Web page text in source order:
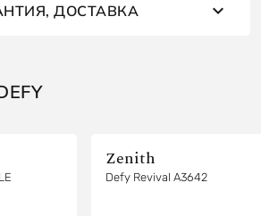
ДОСТАВКА
Zenith
Defy Revival A3642